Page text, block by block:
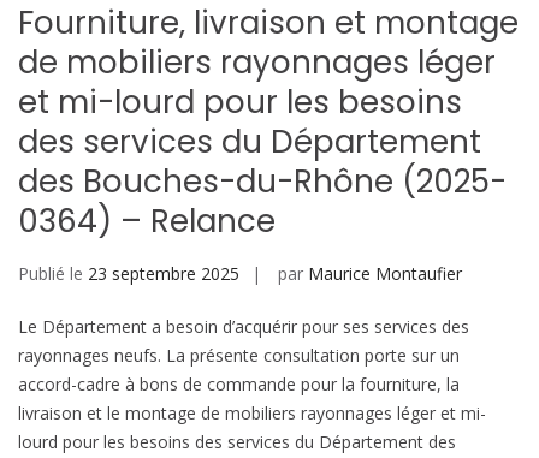
de
recherche
Fourniture, livraison et montage
de mobiliers rayonnages léger
et mi-lourd pour les besoins
des services du Département
des Bouches-du-Rhône (2025-
0364) – Relance
Publié le 23 septembre 2025 par Maurice Montaufier
Le Département a besoin d’acquérir pour ses services des
rayonnages neufs. La présente consultation porte sur un
accord-cadre à bons de commande pour la fourniture, la
livraison et le montage de mobiliers rayonnages léger et mi-
lourd pour les besoins des services du Département des